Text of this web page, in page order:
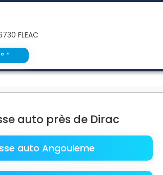
FLEAC
*
auto près de Dirac
auto Angouleme